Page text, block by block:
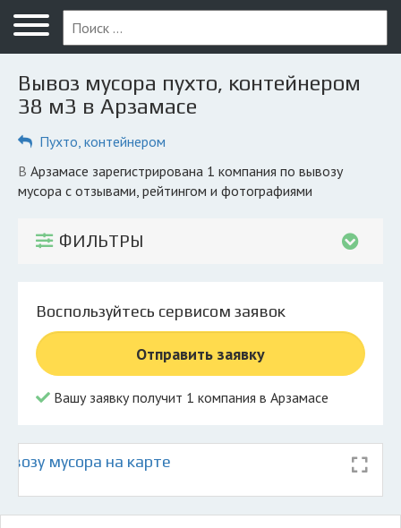
Меню
Главная
Вопрос юристу
Компании
Экоблог
© 2026 Все права защищены
Вывоз мусора пухто, контейнером
38 м3 в Арзамасе
Пухто, контейнером
в Арзамасе зарегистрирована 1 компания по вывозу
мусора с отзывами, рейтингом и фотографиями
ФИЛЬТРЫ
Воспользуйтесь сервисом заявок
Отправить заявку
Вашу заявку получит 1 компания в Арзамасе
мусора на карте